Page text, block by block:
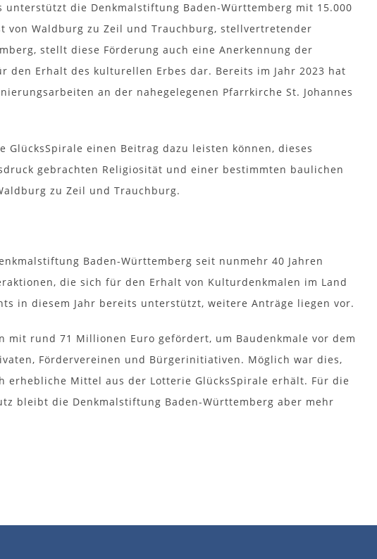
die Denkmalstiftung Baden-Württemberg mit 15.000
von Waldburg zu Zeil und Trauchburg, stellvertretender
stellt diese Förderung auch eine Anerkennung der
den Erhalt des kulturellen Erbes dar. Bereits im Jahr 2023 hat
an der nahegelegenen Pfarrkirche St. Johannes
einen Beitrag dazu leisten können, dieses
gebrachten Religiosität und einer bestimmten baulichen
zu Zeil und Trauchburg.
Baden-Württemberg seit nunmehr 40 Jahren
die sich für den Erhalt von Kulturdenkmalen im Land
in diesem Jahr bereits unterstützt, weitere Anträge liegen vor.
rund 71 Millionen Euro gefördert, um Baudenkmale vor dem
Fördervereinen und Bürgerinitiativen. Möglich war dies,
Mittel aus der Lotterie GlücksSpirale erhält. Für die
bleibt die Denkmalstiftung Baden-Württemberg aber mehr